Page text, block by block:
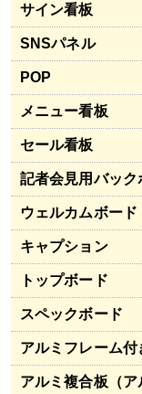
サイン看板
SNSパネル
POP
メニュー看板
セール看板
記者会見用バック
ウェルカムボード
キャプション
トップボード
スペックボード
アルミフレーム付
アルミ複合板（ア